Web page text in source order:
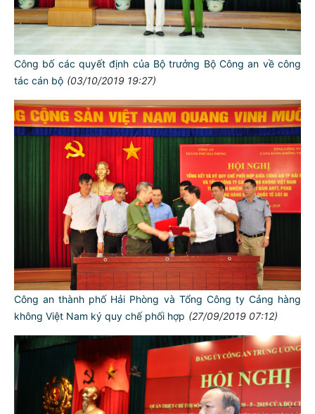
Công bố các quyết định của Bộ trưởng Bộ Công an về công
tác cán bộ (03/10/2019 19:27)
Công an thành phố Hải Phòng và Tổng Công ty Cảng hàng
không Việt Nam ký quy chế phối hợp (27/09/2019 07:12)